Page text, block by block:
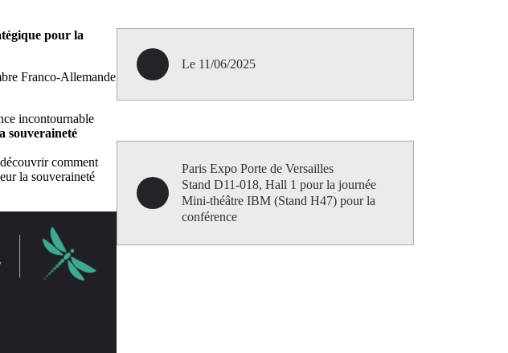
pour la
Franco-Allemande
incontournable
souveraineté
comment
la souveraineté
Le 11/06/2025
Paris Expo Porte de Versailles
Stand D11-018, Hall 1 pour la journée
Mini-théâtre IBM (Stand H47) pour la
conférence